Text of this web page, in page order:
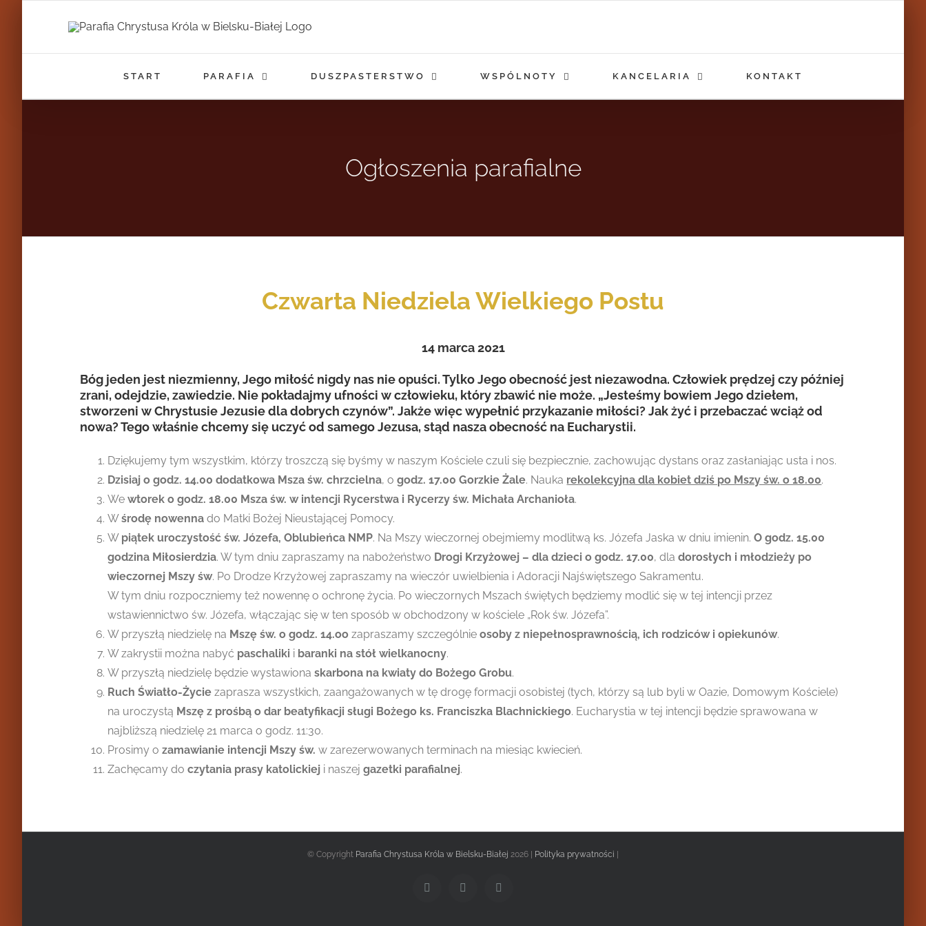
START PARAFIA DUSZPASTERSTWO WSPÓLNOTY KANCELARIA KONTAKT
Ogłoszenia parafialne
Czwarta Niedziela Wielkiego Postu
14 marca 2021
Bóg jeden jest niezmienny, Jego miłość nigdy nas nie opuści. Tylko Jego obecność jest niezawodna. Człowiek prędzej czy później
zrani, odejdzie, zawiedzie. Nie pokładajmy ufności w człowieku, który zbawić nie może. „Jesteśmy bowiem Jego dziełem,
stworzeni w Chrystusie Jezusie dla dobrych czynów”. Jakże więc wypełnić przykazanie miłości? Jak żyć i przebaczać wciąż od
nowa? Tego właśnie chcemy się uczyć od samego Jezusa, stąd nasza obecność na Eucharystii.
Dziękujemy tym wszystkim, którzy troszczą się byśmy w naszym Kościele czuli się bezpiecznie, zachowując dystans oraz zasłaniając usta i nos.
Dzisiaj o godz. 14.00 dodatkowa Msza św. chrzcielna, ogodz. 17.00 Gorzkie Żale. Nauka rekolekcyjna dla kobiet dziś po Mszy św. o 18.00.
Wewtorek o godz. 18.00 Msza św. w intencji Rycerstwa i Rycerzy św. Michała Archanioła.
Wśrodę nowenna do Matki Bożej Nieustającej Pomocy.
W piątek uroczystość św. Józefa, Oblubieńca NMP. Na Mszy wieczornej obejmiemy modlitwą ks. Józefa Jaska w dniu imienin.O godz. 15.00
godzina Miłosierdzia. W tym dniu zapraszamy na nabożeństwo Drogi Krzyżowej – dla dzieci o godz. 17.00, dladorosłych i młodzieży po
wieczornej Mszy św. Po Drodze Krzyżowej zapraszamy na wieczór uwielbienia i Adoracji Najświętszego Sakramentu.
W tym dniu rozpoczniemy też nowennę o ochronę życia. Po wieczornych Mszach świętych będziemy modlić się w tej intencji przez
wstawiennictwo św. Józefa, włączając się w ten sposóbw obchodzony w kościele „Rok św. Józefa”.
W przyszłą niedzielę na Mszę św. o godz. 14.oo zapraszamy szczególnieosoby z niepełnosprawnością, ich rodziców i opiekunów.
W zakrystii można nabyć paschaliki i baranki na stół wielkanocny.
W przyszłą niedzielę będzie wystawionaskarbona na kwiaty do Bożego Grobu.
Ruch Światło-Życie zaprasza wszystkich, zaangażowanych w tę drogę formacji osobistej (tych, którzy są lub byli w Oazie, Domowym Kościele)
na uroczystą Mszę z prośbą o dar beatyfikacji sługi Bożego ks. Franciszka Blachnickiego. Eucharystia w tej intencji będzie sprawowana w
najbliższą niedzielę 21 marca o godz. 11:30.
Prosimy ozamawianie intencji Mszy św. w zarezerwowanych terminach na miesiąc kwiecień.
Zachęcamy doczytania prasy katolickiej i naszejgazetki parafialnej.
© Copyright Parafia Chrystusa Króla w Bielsku-Białej 2026 | Polityka prywatności
FacebookTwitter Instagram